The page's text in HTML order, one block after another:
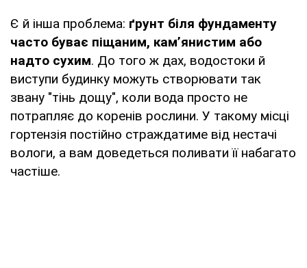
Є й інша проблема: ґрунт біля фундаменту
часто буває піщаним, кам’янистим або
надто сухим. До того ж дах, водостоки й
виступи будинку можуть створювати так
звану "тінь дощу", коли вода просто не
потрапляє до коренів рослини. У такому місці
гортензія постійно страждатиме від нестачі
вологи, а вам доведеться поливати її набагато
частіше.